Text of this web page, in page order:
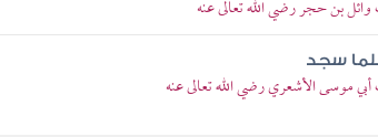
بن حجر رضي الله تعالى عنه
سجد
موسى الأشعري رضي الله تعالى عنه